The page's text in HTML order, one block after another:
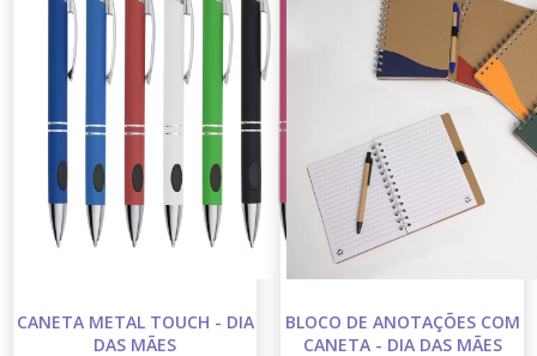
CANETA METAL TOUCH - DIA
DAS MÃES
BLOCO DE ANOTAÇÕES COM
CANETA - DIA DAS MÃES